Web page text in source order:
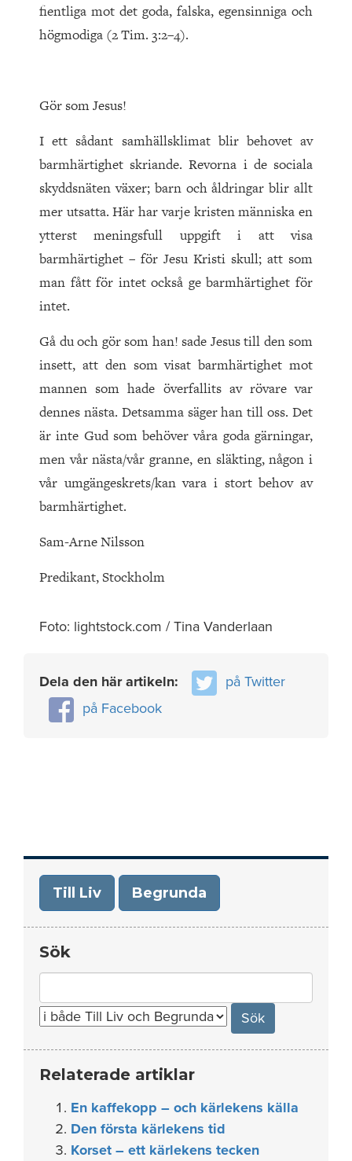
fientliga mot det goda, falska, egensinniga och
högmodiga (2 Tim. 3:2–4).
Gör som Jesus!
I ett sådant samhällsklimat blir behovet av
barmhärtighet skriande. Revorna i de sociala
skyddsnäten växer; barn och åld­ringar blir allt
mer utsatta. Här har varje kristen människa en
ytterst meningsfull uppgift i att visa
barmhärtighet – för Jesu Kristi skull; att som
man fått för intet också ge barmhärtighet för
intet.
Gå du och gör som han! sade Jesus till den som
insett, att den som visat barmhärtighet mot
mannen som hade överfallits av rövare var
dennes nästa. Detsamma säger han till oss. Det
är inte Gud som behöver våra goda gärningar,
men vår nästa/vår granne, en släkting, någon i
vår umgängeskrets/kan vara i stort behov av
barmhärtighet.
Sam-Arne Nilsson
Predikant, Stockholm
Foto: lightstock.com / Tina Vanderlaan
Dela den här artikeln:
på Twitter
på Facebook
Till Liv Begrunda
Sök
for:
Relaterade artiklar
En kaffekopp – och kärlekens källa
Den första kärlekens tid
Korset – ett kärlekens tecken